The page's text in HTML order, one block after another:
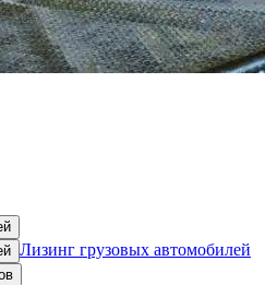
Лизинг грузовых автомобилей